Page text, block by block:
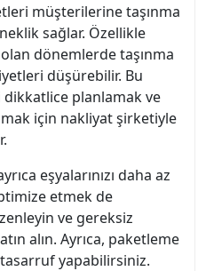
müşterilerine taşınma
sağlar. Özellikle
dönemlerde taşınma
düşürebilir. Bu
planlamak ve
için nakliyat şirketiyle
eşyalarınızı daha az
etmek de
ve gereksiz
alın. Ayrıca, paketleme
yapabilirsiniz.